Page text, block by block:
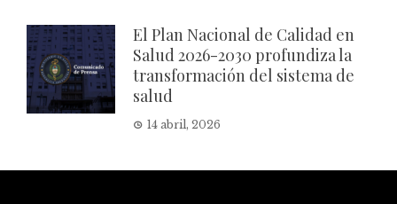
El Plan Nacional de Calidad en
Salud 2026-2030 profundiza la
transformación del sistema de
salud
14 abril, 2026